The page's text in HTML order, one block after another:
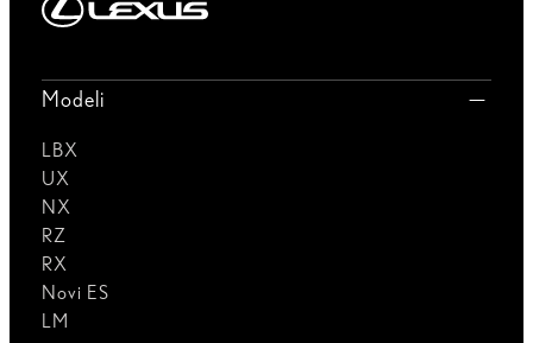
Modeli
LBX
UX
NX
RZ
RX
Novi ES
LM